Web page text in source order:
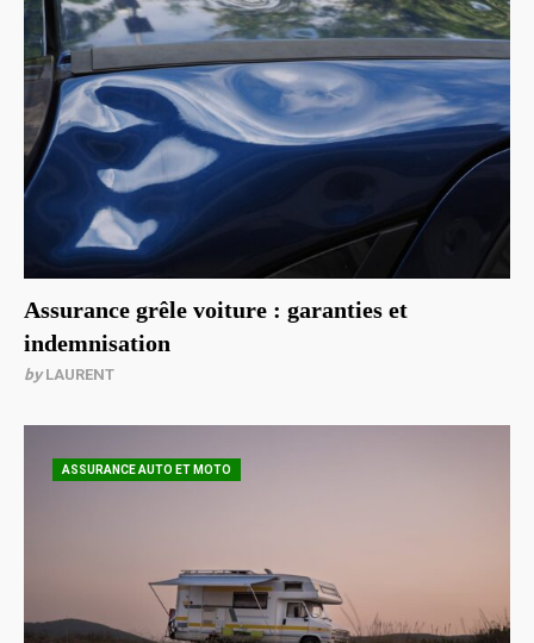
Assurance grêle voiture : garanties et
indemnisation
byLAURENT
ASSURANCE AUTO ET MOTO